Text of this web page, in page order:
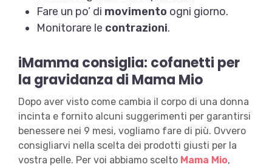
Fare un po’ di movimento ogni giorno.
Monitorare le contrazioni.
iMamma consiglia: cofanetti per
la gravidanza di Mama Mio
Dopo aver visto come cambia il corpo di una donna
incinta e fornito alcuni suggerimenti per garantirsi
benessere nei 9 mesi, vogliamo fare di più. Ovvero
consigliarvi nella scelta dei prodotti giusti per la
vostra pelle. Per voi abbiamo scelto Mama Mio,